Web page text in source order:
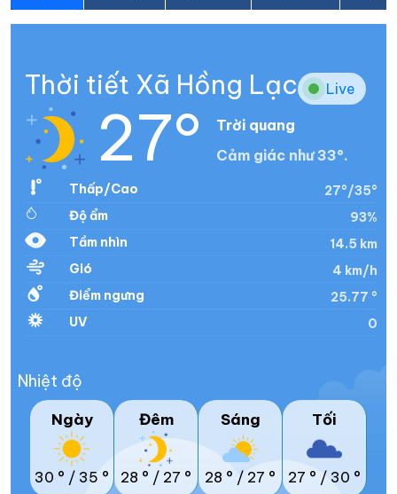
Thời tiết Xã Hồng Lạc Live
27°
Trời quang
Cảm giác như 33°.
Thấp/Cao
27°/35°
Độ ẩm
93%
Tầm nhìn
14.5 km
Gió
4 km/h
Điểm ngưng
25.77 °
UV
0
Nhiệt độ
Ngày
30 ° / 35 °
Đêm
28 ° / 27 °
Sáng
28 ° / 27 °
Tối
27 ° / 30 °